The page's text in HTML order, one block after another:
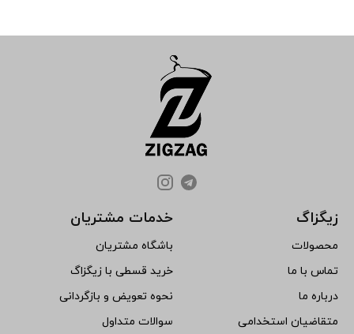
زیگزاگ
محصولات
تماس با ما
درباره ما
متقاضیان استخدامی
خدمات مشتریان
باشگاه مشتریان
خرید قسطی با زیگزاگ
نحوه تعویض و بازگردانی
سوالات متداول